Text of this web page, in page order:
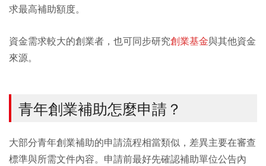
求最高補助額度。
資金需求較大的創業者，也可同步研究創業基金與其他資金
來源。
青年創業補助怎麼申請？
大部分青年創業補助的申請流程相當類似，差異主要在審查
標準與所需文件內容。申請前最好先確認補助單位公告內